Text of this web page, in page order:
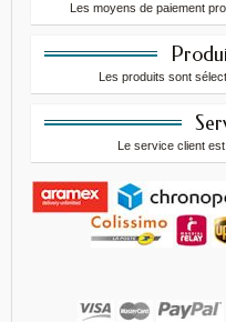
Les moyens de paiement
Les produits sont
Le service client